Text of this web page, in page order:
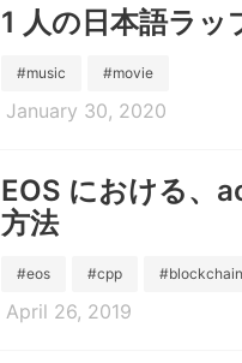
1 人の日本語ラッ
#music #movie
January 30, 2020
EOS における、
方法
#eos #cpp #blockchain
April 26, 2019